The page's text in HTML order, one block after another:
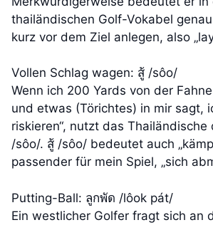
thailändischen Golf-Vokabel
kurz vor dem Ziel anlegen, also
Vollen Schlag wagen: สู้ /sôo/
Wenn ich 200 Yards von der
und etwas (Törichtes) in mir sagt,
riskieren“, nutzt das Thailändische
/sôo/. สู้ /sôo/ bedeutet auch
passender für mein Spiel, „sich
Putting-Ball: ลูกพัด /lôok pát/
Ein westlicher Golfer fragt sich an